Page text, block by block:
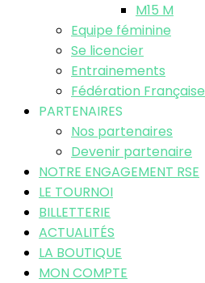
M15 M
Equipe féminine
Se licencier
Entrainements
Fédération Française
PARTENAIRES
Nos partenaires
Devenir partenaire
NOTRE ENGAGEMENT RSE
LE TOURNOI
BILLETTERIE
ACTUALITÉS
LA BOUTIQUE
MON COMPTE